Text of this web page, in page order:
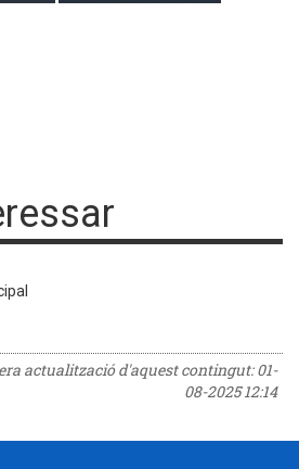
actualització d'aquest contingut:01-
08-2025 12:14